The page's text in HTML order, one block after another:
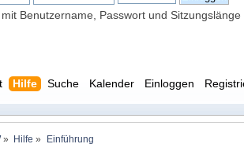
Benutzername, Passwort und Sitzungslänge
Hilfe Suche Kalender Einloggen
» Hilfe » Einführung